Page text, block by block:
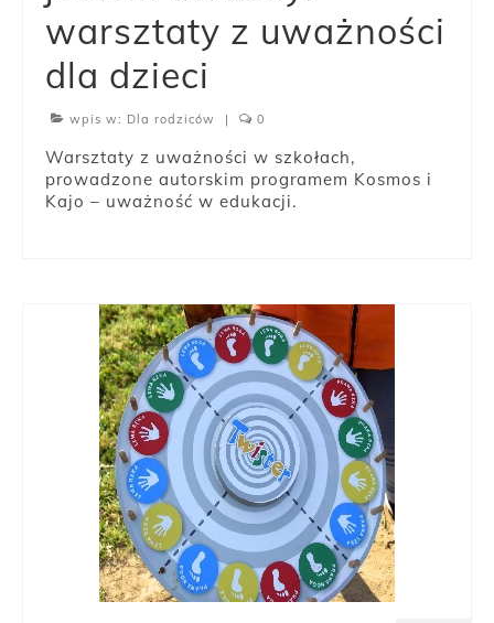
warsztaty z uważności
dla dzieci
wpis w: Dla rodziców | 0
Warsztaty z uważności w szkołach,
prowadzone autorskim programem Kosmos i
Kajo – uważność w edukacji.